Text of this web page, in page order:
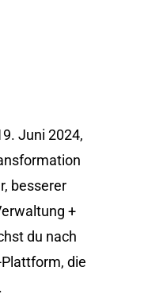
Juni 2024,
besserer
+
du nach
die